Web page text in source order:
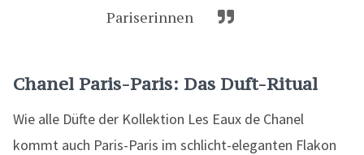
Pariserinnen
Chanel Paris-Paris: Das Duft-Ritual
Wie alle Düfte der Kollektion Les Eaux de Chanel
kommt auch Paris-Paris im schlicht-eleganten Flakon